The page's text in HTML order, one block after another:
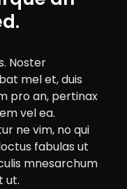
Noster
mel et, duis
pro an, pertinax
vel ea.
ne vim, no qui
fabulas ut
mnesarchum
ut.